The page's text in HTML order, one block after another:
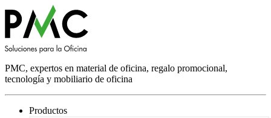
PMC, expertos en material de oficina, regalo promocional,
tecnología y mobiliario de oficina
Productos